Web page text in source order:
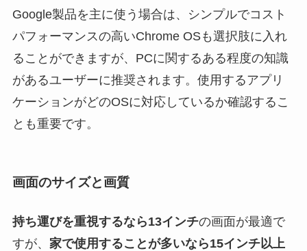
Google製品を主に使う場合は、シンプルでコスト
パフォーマンスの高いChrome OSも選択肢に入れ
ることができますが、PCに関するある程度の知識
があるユーザーに推奨されます。使用するアプリ
ケーションがどのOSに対応しているか確認するこ
とも重要です。
画面のサイズと画質
持ち運びを重視するなら13インチの画面が最適で
すが、 家で使用することが多いなら15インチ以上